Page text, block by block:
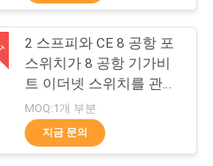
송수신
24
2 스프피와 CE 8 공항 포
스위치가 8 공항 기가비
트 이더넷 스위치를 관리
했습니다
MOQ:1개 부분
지금 문의